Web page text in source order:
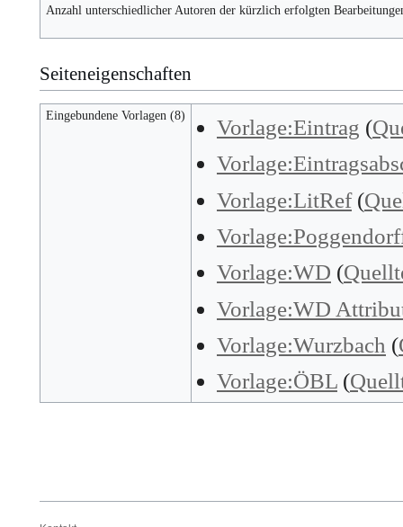
Anzahl unterschiedlicher Autoren der kürzlich erfolgten
Seiteneigenschaften
Eingebundene Vorlagen (8) Vorlage:Eintrag (
Vorlage:LitRef(
Vorlage:WD (
Vorlage:WD
Vorlage:Wurzbach (
Vorlage:ÖBL(